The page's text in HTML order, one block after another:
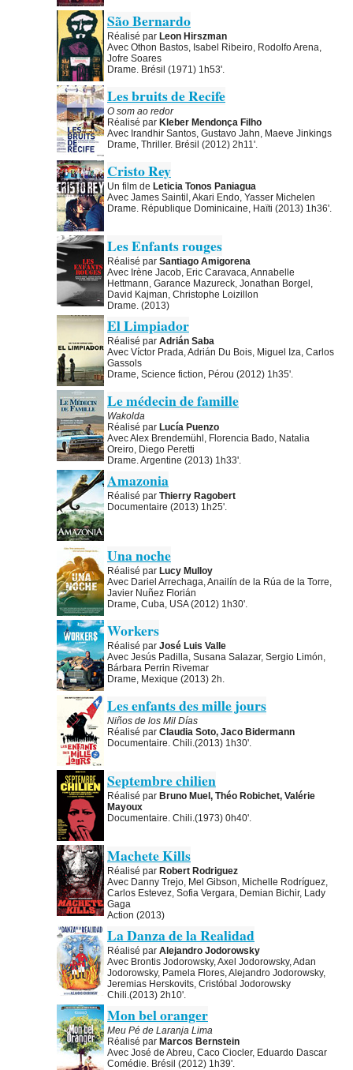
São Bernardo
Réalisé par Leon Hirszman
Avec Othon Bastos, Isabel Ribeiro, Rodolfo Arena,
Jofre Soares
Drame. Brésil (1971) 1h53'.
Les bruits de Recife
O som ao redor
Réalisé par Kleber Mendonça Filho
Avec Irandhir Santos, Gustavo Jahn, Maeve Jinkings
Drame, Thriller. Brésil (2012) 2h11'.
Cristo Rey
Un film de Leticia Tonos Paniagua
Avec James Saintil, Akari Endo, Yasser Michelen
Drame. République Dominicaine, Haïti (2013) 1h36'.
Les Enfants rouges
Réalisé par Santiago Amigorena
Avec Irène Jacob, Eric Caravaca, Annabelle
Hettmann, Garance Mazureck, Jonathan Borgel,
David Kajman, Christophe Loizillon
Drame. (2013)
El Limpiador
Réalisé par Adrián Saba
Avec Víctor Prada, Adrián Du Bois, Miguel Iza, Carlos
Gassols
Drame, Science fiction, Pérou (2012) 1h35'.
Le médecin de famille
Wakolda
Réalisé par Lucía Puenzo
Avec Alex Brendemühl, Florencia Bado, Natalia
Oreiro, Diego Peretti
Drame. Argentine (2013) 1h33'.
Amazonia
Réalisé par Thierry Ragobert
Documentaire (2013) 1h25'.
Una noche
Réalisé par Lucy Mulloy
Avec Dariel Arrechaga, Anailín de la Rúa de la Torre,
Javier Nuñez Florián
Drame, Cuba, USA (2012) 1h30'.
Workers
Réalisé par José Luis Valle
Avec Jesús Padilla, Susana Salazar, Sergio Limón,
Bárbara Perrin Rivemar
Drame, Mexique (2013) 2h.
Les enfants des mille jours
Niños de los Mil Días
Réalisé par Claudia Soto, Jaco Bidermann
Documentaire. Chili.(2013) 1h30'.
Septembre chilien
Réalisé par Bruno Muel, Théo Robichet, Valérie
Mayoux
Documentaire. Chili.(1973) 0h40'.
Machete Kills
Réalisé par Robert Rodriguez
Avec Danny Trejo, Mel Gibson, Michelle Rodríguez,
Carlos Estevez, Sofia Vergara, Demian Bichir, Lady
Gaga
Action (2013)
La Danza de la Realidad
Réalisé par Alejandro Jodorowsky
Avec Brontis Jodorowsky, Axel Jodorowsky, Adan
Jodorowsky, Pamela Flores, Alejandro Jodorowsky,
Jeremias Herskovits, Cristóbal Jodorowsky
Chili.(2013) 2h10'.
Mon bel oranger
Meu Pé de Laranja Lima
Réalisé par Marcos Bernstein
Avec José de Abreu, Caco Ciocler, Eduardo Dascar
Comédie. Brésil (2012) 1h39'.